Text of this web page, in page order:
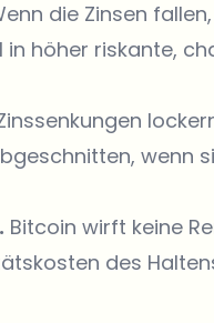
die Zinsen
höher riskante,
wenn
Bitcoin wirft keine
des